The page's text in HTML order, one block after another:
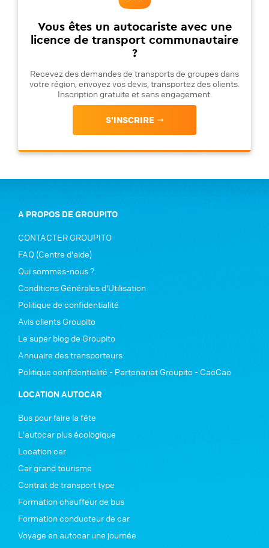
Vous êtes un autocariste avec une
licence de transport communautaire
?
Recevez des demandes de transports de groupes dans
votre région, envoyez vos devis, transportez des clients.
Inscription gratuite et sans engagement.
S'INSCRIRE
A PROPOS DE GROUPITO
CONTACTER GROUPITO
FAQ (Centre d'aide)
Qui sommes-nous ?
Conditions Générales d'Utilisation
Politique de confidentialité
Avis clients Groupito
Le super blog de Groupito
Annuaire des transporteurs
Politique confidentialité - Partenariat Groupito - CaoCao
LOCATION AUTOCAR
Bus pour faire la fête
L'autocar plus écologique
Location car
Car grand tourisme
Contrat de transport type
Formation chauffeur de bus
Formation conducteur de car
Voyage en autocar une journée